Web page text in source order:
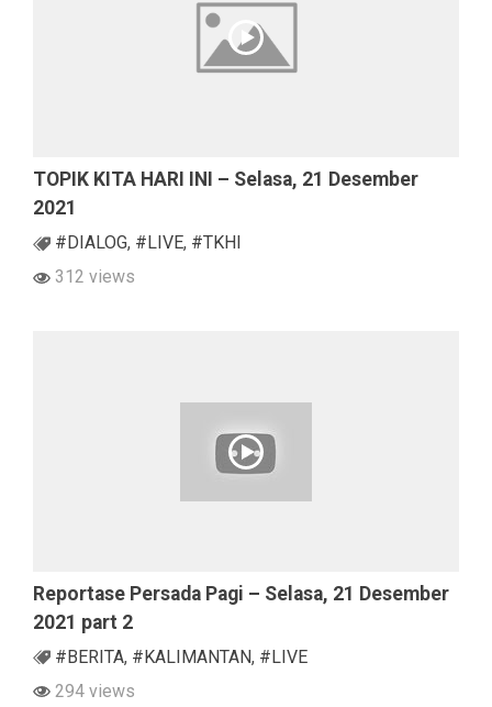
TOPIK KITA HARI INI – Selasa, 21 Desember
2021
#DIALOG, #LIVE, #TKHI
312 views
Reportase Persada Pagi – Selasa, 21 Desember
2021 part 2
#BERITA, #KALIMANTAN, #LIVE
294 views